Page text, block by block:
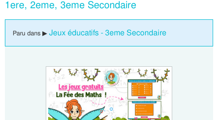
1ere, 2eme, 3eme Secondaire
Paru dans ▶ Jeux éducatifs - 3eme Secondaire